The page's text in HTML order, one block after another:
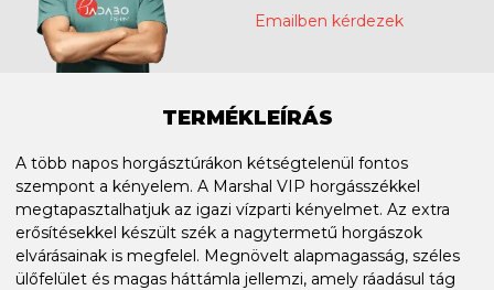
Emailben kérdezek
TERMÉKLEÍRÁS
A több napos horgásztúrákon kétségtelenül fontos
szempont a kényelem. A Marshal VIP horgásszékkel
megtapasztalhatjuk az igazi vízparti kényelmet. Az extra
erősítésekkel készült szék a nagytermetű horgászok
elvárásainak is megfelel. Megnövelt alapmagasság, széles
ülőfelület és magas háttámla jellemzi, amely ráadásul tág